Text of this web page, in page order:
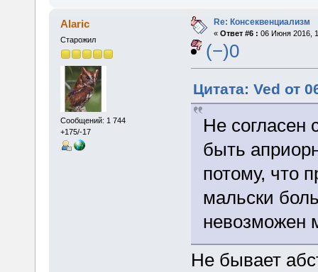
Alaric
Старожил
Сообщений: 1 744
+175/-17
Re: Консеквенциализм
« Ответ #6 : 06 Июня 2016,
(−)0
Цитата: Ved от
Не согласен
быть
потому, что
мальски
невозможен
Не бывает